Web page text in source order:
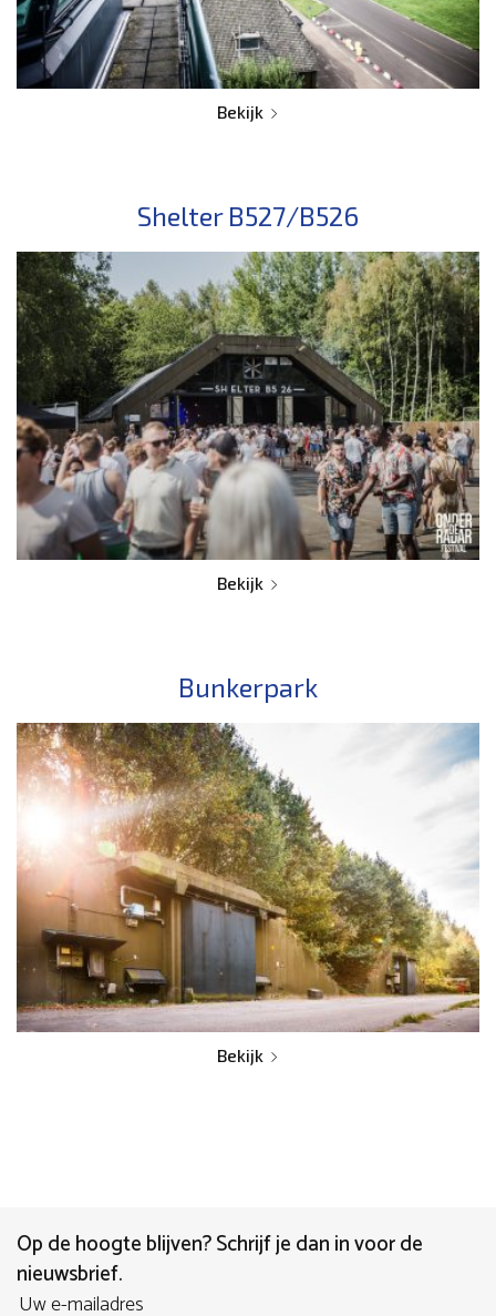
Bekijk
Shelter B527/B526
Bekijk
Bunkerpark
Bekijk
Op de hoogte blijven? Schrijf je dan in voor de
nieuwsbrief.
Email